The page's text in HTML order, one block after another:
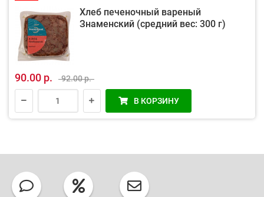
Хлеб печеночный вареный
Знаменский (средний вес: 300 г)
90.00 р. 92.00 р.
В КОРЗИНУ